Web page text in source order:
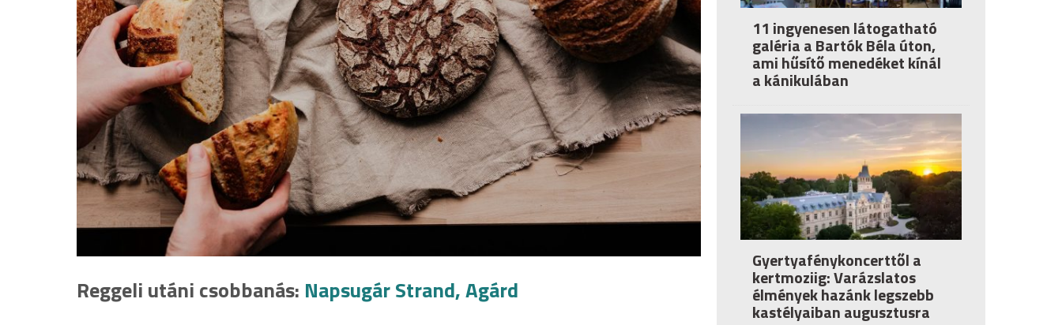
Reggeli utáni csobbanás: Napsugár Strand, Agárd
11 ingyenesen látogatható
galéria a Bartók Béla úton,
ami hűsítő menedéket kínál
a kánikulában
Gyertyafénykoncerttől a
kertmoziig: Varázslatos
élmények hazánk legszebb
kastélyaiban augusztusra